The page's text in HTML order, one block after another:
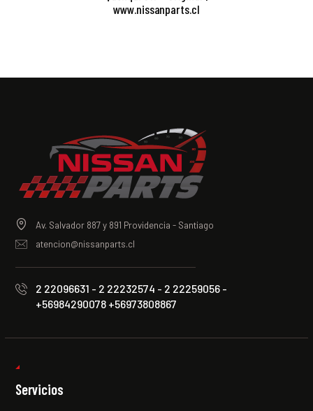
www.nissanparts.cl
Av. Salvador 887 y 891 Providencia - Santiago
atencion@nissanparts.cl
2 22096631 - 2 22232574 - 2 22259056 -
+56984290078 +56973808867
Servicios